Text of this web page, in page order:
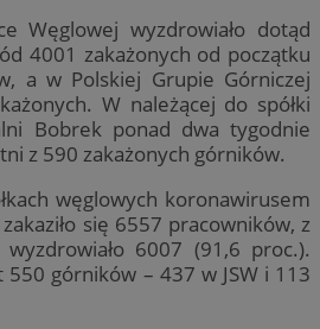
Węglowej wyzdrowiało dotąd
4001 zakażonych od początku
a w Polskiej Grupie Górniczej
W należącej do spółki
Bobrek ponad dwa tygodnie
z 590 zakażonych górników.
węglowych koronawirusem
się 6557 pracowników, z
6007 (91,6 proc.).
550 górników – 437 w JSW i 113